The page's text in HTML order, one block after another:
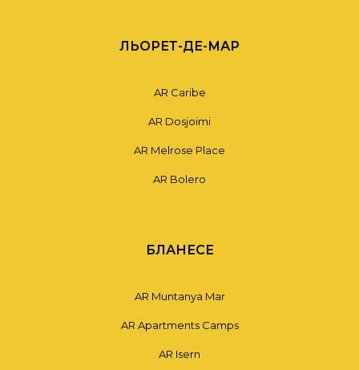
ЛЬОРЕТ-ДЕ-МАР
AR Caribe
AR Dosjoimi
AR Melrose Place
AR Bolero
БЛАНЕСЕ
AR Muntanya Mar
AR Apartments Camps
AR Isern